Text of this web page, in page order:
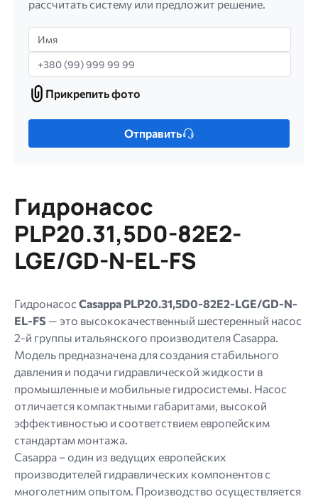
рассчитать систему или предложит решение.
Имя
Телефон
Прикрепить
фото
Прикрепить фото
Только
МБ.
Допустимые
типы:
gif
jpg
png.
Отправить
Гидронасос
PLP20.31,5D0-82E2-
LGE/GD-N-EL-FS
Гидронасос Casappa PLP20.31,5D0-82E2-LGE/GD-N-
EL-FS — это высококачественный шестеренный насос
2-й группы итальянского производителя Casappa.
Модель предназначена для создания стабильного
давления и подачи гидравлической жидкости в
промышленные и мобильные гидросистемы. Насос
отличается компактными габаритами, высокой
эффективностью и соответствием европейским
стандартам монтажа.
Casappa – один из ведущих европейских
производителей гидравлических компонентов с
многолетним опытом. Производство осуществляется